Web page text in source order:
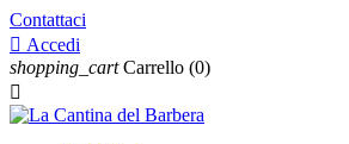
Contattaci
 Accedi
shopping_cart Carrello (0)
